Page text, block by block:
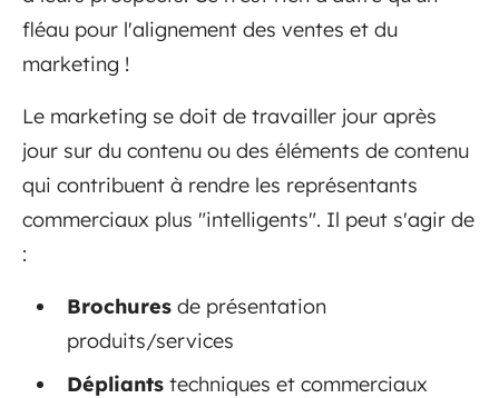
fléau pour l'alignement des ventes et du
marketing !
Le marketing se doit de travailler jour après
jour sur du contenu ou des éléments de contenu
qui contribuent à rendre les représentants
commerciaux plus "intelligents". Il peut s'agir de
:
Brochures de présentation
produits/services
Dépliants techniques et commerciaux